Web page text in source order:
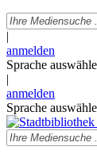
|
anmelden
Sprache
|
anmelden
Sprache